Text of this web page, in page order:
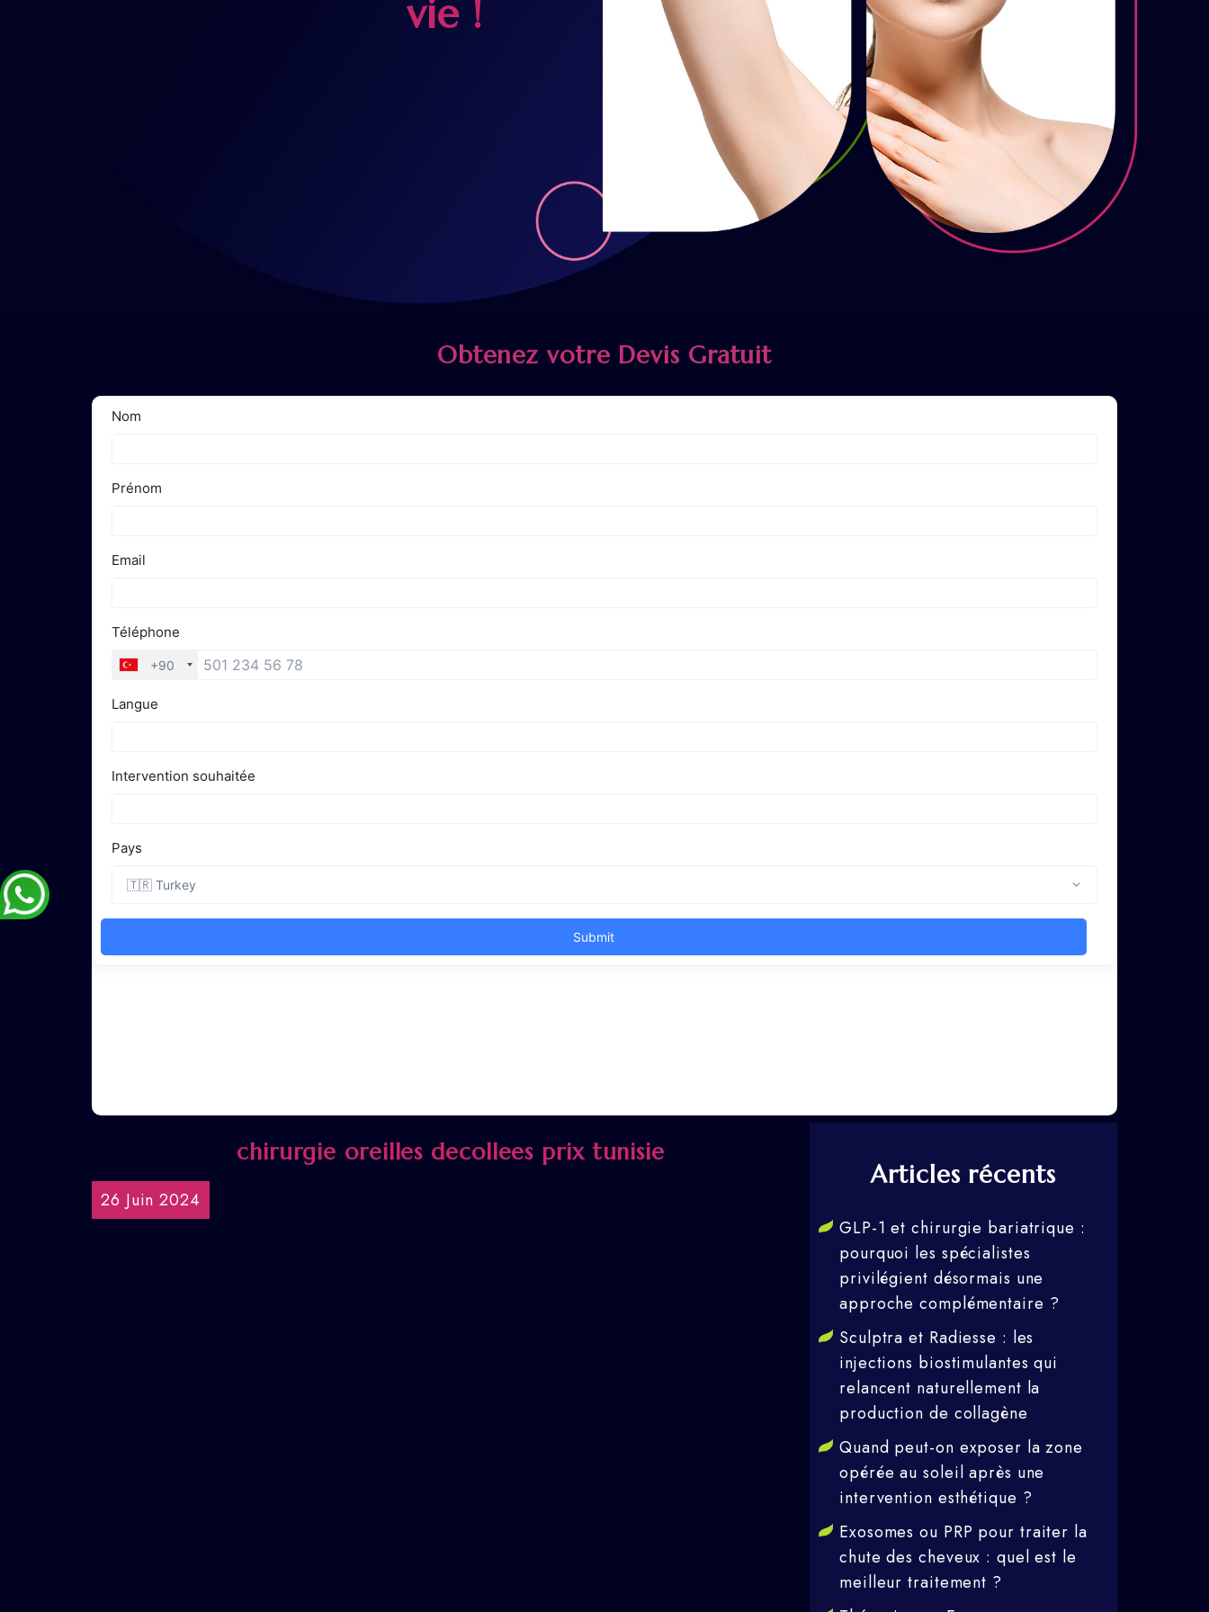
vie !
Obtenez votre Devis Gratuit
chirurgie oreilles decollees prix tunisie
26 Juin 2024
Articles récents
GLP-1 et chirurgie bariatrique :
pourquoi les spécialistes
privilégient désormais une
approche complémentaire ?
Sculptra et Radiesse : les
injections biostimulantes qui
relancent naturellement la
production de collagène
Quand peut-on exposer la zone
opérée au soleil après une
intervention esthétique ?
Exosomes ou PRP pour traiter la
chute des cheveux : quel est le
meilleur traitement ?